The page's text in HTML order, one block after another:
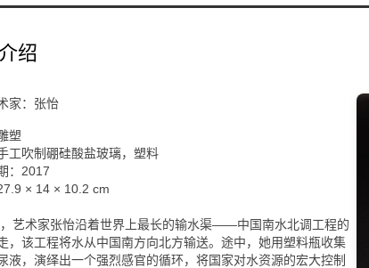
绍
家：张怡
塑
工吹制硼硅酸盐玻璃，塑料
：2017
× 14 × 10.2 cm
艺术家张怡沿着世界上最长的输水渠——中国南水北调工程的
，该工程将水从中国南方向北方输送。途中，她用塑料瓶收集
液，演绎出一个强烈感官的循环，将国家对水资源的宏大控制